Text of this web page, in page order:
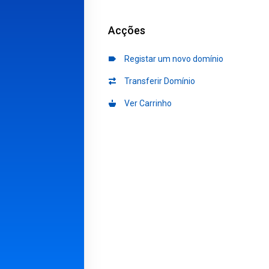
Acções
Registar um novo domínio
Transferir Domínio
Ver Carrinho